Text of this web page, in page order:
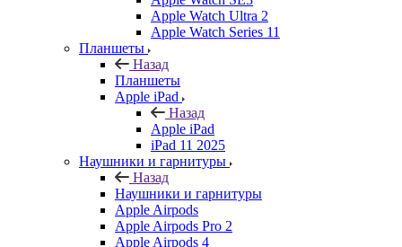
Apple Watch Ultra 2
Apple Watch Series 11
Планшеты
Назад
Планшеты
Apple iPad
Назад
Apple iPad
iPad 11 2025
Наушники и гарнитуры
Назад
Наушники и гарнитуры
Apple Airpods
Apple Airpods Pro 2
Apple Airpods 4